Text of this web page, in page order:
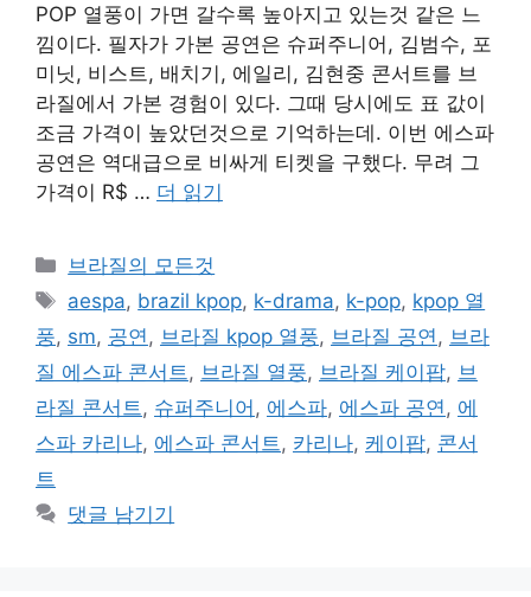
POP 열풍이 가면 갈수록 높아지고 있는것 같은 느
낌이다. 필자가 가본 공연은 슈퍼주니어, 김범수, 포
미닛, 비스트, 배치기, 에일리, 김현중 콘서트를 브
라질에서 가본 경험이 있다. 그때 당시에도 표 값이
조금 가격이 높았던것으로 기억하는데. 이번 에스파
공연은 역대급으로 비싸게 티켓을 구했다. 무려 그
가격이 R$ … 더 읽기
카
리
브라질의 모든것
태
aespa, brazil kpop, k-drama, k-pop, kpop 열
풍, sm, 공연 , 브라질 kpop 열풍, 브라질 공연 , 브라
질 에스파 콘서트 , 브라질 열풍, 브라질 케이팝, 브
라질 콘서트 , 슈퍼주니어 , 에스파, 에스파 공연 , 에
스파 카리나, 에스파 콘서트 , 카리나, 케이팝, 콘서
트
댓글 남기기